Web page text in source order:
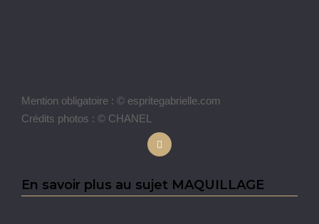
Mention obligatoire : © espritegabrielle.com
Crédits photos : © CHANEL
En savoir plus au sujet MAQUILLAGE